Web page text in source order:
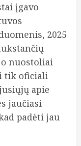
įgavo
2025
o nuostoliai
tik oficiali
apie
jaučiasi
padėti jau